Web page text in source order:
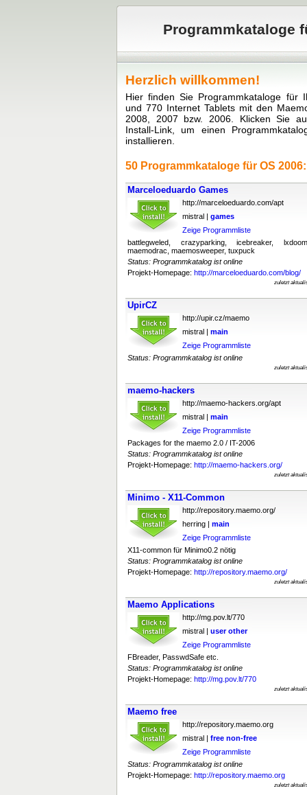
Programmkataloge
Herzlich willkommen!
Hier finden Sie Programmkataloge für
und 770 Internet Tablets mit den
2008, 2007 bzw. 2006. Klicken Sie
Install-Link, um einen
installieren.
50 Programmkataloge für OS 2006:
Marceloeduardo Games
http://marceloeduardo.com/apt
mistral | games
Zeige Programmliste
battlegweled, crazyparking, icebreaker,
maemodrac, maemosweeper, tuxpuck
Status: Programmkatalog ist online
Projekt-Homepage: http://marceloeduardo.com/blog/
zuletzt
UpirCZ
http://upir.cz/maemo
mistral | main
Zeige Programmliste
Status: Programmkatalog ist online
zuletzt
maemo-hackers
http://maemo-hackers.org/apt
mistral | main
Zeige Programmliste
Packages for the maemo 2.0 / IT-2006
Status: Programmkatalog ist online
Projekt-Homepage: http://maemo-hackers.org/
zuletzt
Minimo - X11-Common
http://repository.maemo.org/
herring | main
Zeige Programmliste
X11-common für Minimo0.2 nötig
Status: Programmkatalog ist online
Projekt-Homepage: http://repository.maemo.org/
zuletzt
Maemo Applications
http://mg.pov.lt/770
mistral | user other
Zeige Programmliste
FBreader, PasswdSafe etc.
Status: Programmkatalog ist online
Projekt-Homepage: http://mg.pov.lt/770
zuletzt
Maemo free
http://repository.maemo.org
mistral | free non-free
Zeige Programmliste
Status: Programmkatalog ist online
Projekt-Homepage: http://repository.maemo.org
zuletzt